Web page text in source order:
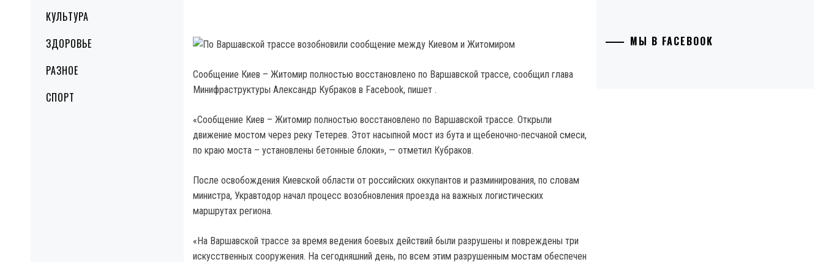
КУЛЬТУРА
ЗДОРОВЬЕ
РАЗНОЕ
СПОРТ
Сообщение Киев – Житомир полностью восстановлено по Варшавской трассе, сообщил глава
Минифраструктуры Александр Кубраков в Facebook, пишет .
«Сообщение Киев – Житомир полностью восстановлено по Варшавской трассе. Открыли
движение мостом через реку Тетерев. Этот насыпной мост из бута и щебеночно-песчаной смеси,
по краю моста – установлены бетонные блоки», — отметил Кубраков.
После освобождения Киевской области от российских оккупантов и разминирования, по словам
министра, Укравтодор начал процесс возобновления проезда на важных логистических
маршрутах региона.
«На Варшавской трассе за время ведения боевых действий были разрушены и повреждены три
искусственных сооружения. На сегодняшний день, по всем этим разрушенным мостам обеспечен
МЫ В FACEBOOK